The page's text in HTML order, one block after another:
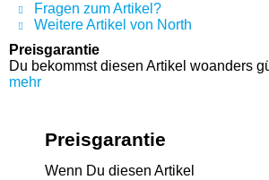
Fragen zum Artikel?
Weitere Artikel von North
Preisgarantie
Du bekommst diesen Artikel woanders
mehr
Preisgarantie
Wenn Du diesen Artikel